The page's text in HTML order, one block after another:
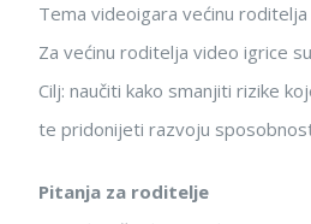
Tema videoigara većinu
Za većinu roditelja video igrice
Cilj: naučiti kako smanjiti rizike
te pridonijeti razvoju
Pitanja za roditelje